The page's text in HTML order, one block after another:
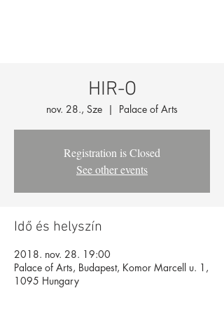
HIR-O
nov. 28., Sze
  |
Palace of Arts
Registration is Closed
See other events
Idő és helyszín
2018. nov. 28. 19:00
Palace of Arts, Budapest, Komor Marcell u. 1,
1095 Hungary